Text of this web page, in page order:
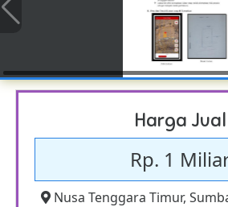
Harga Jual
Rp. 1
Nusa Tenggara Timur,